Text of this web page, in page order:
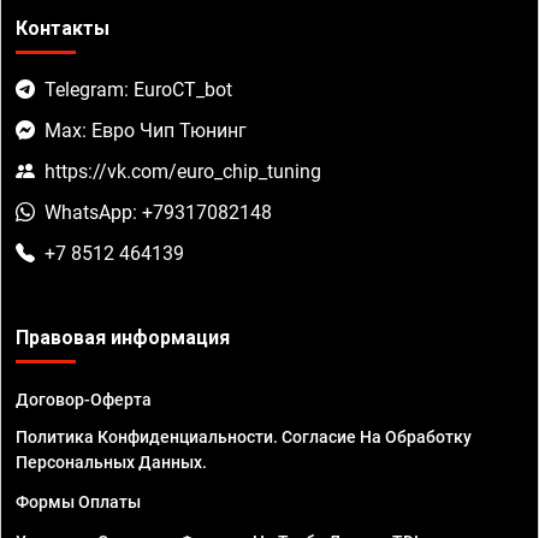
Контакты
Telegram: EuroCT_bot
Max: Евро Чип Тюнинг
https://vk.com/euro_chip_tuning
WhatsApp: +79317082148
+7 8512 464139
Правовая информация
Договор-Оферта
Политика Конфиденциальности. Согласие На Обработку
Персональных Данных.
Формы Оплаты